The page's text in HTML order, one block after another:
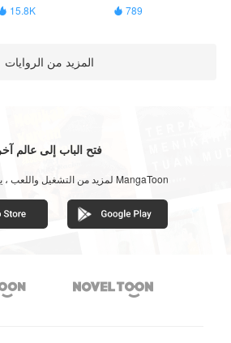
15.8K  789
المزيد من الروايات
فتح الباب إلى عالم آخر
لمزيد من التشغيل واللعب ، يرجى تنزيل تطبيق MangaToon
